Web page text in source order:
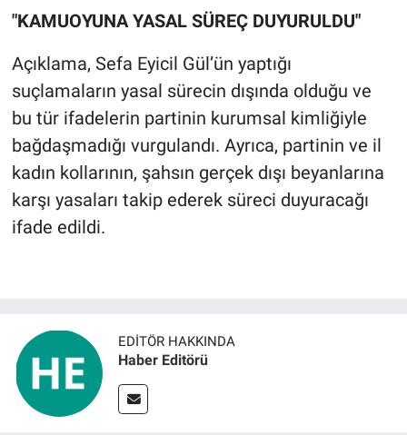
"KAMUOYUNA YASAL SÜREÇ DUYURULDU"
Açıklama, Sefa Eyicil Gül’ün yaptığı
suçlamaların yasal sürecin dışında olduğu ve
bu tür ifadelerin partinin kurumsal kimliğiyle
bağdaşmadığı vurgulandı. Ayrıca, partinin ve il
kadın kollarının, şahsın gerçek dışı beyanlarına
karşı yasaları takip ederek süreci duyuracağı
ifade edildi.
EDITÖR HAKKINDA
Haber Editörü